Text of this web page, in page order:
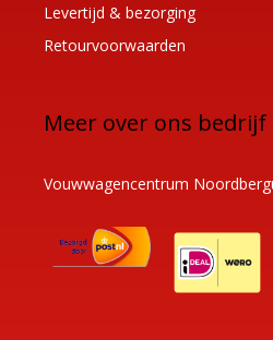
Levertijd & bezorging
Retourvoorwaarden
Meer over ons bedrijf
Vouwwagencentrum